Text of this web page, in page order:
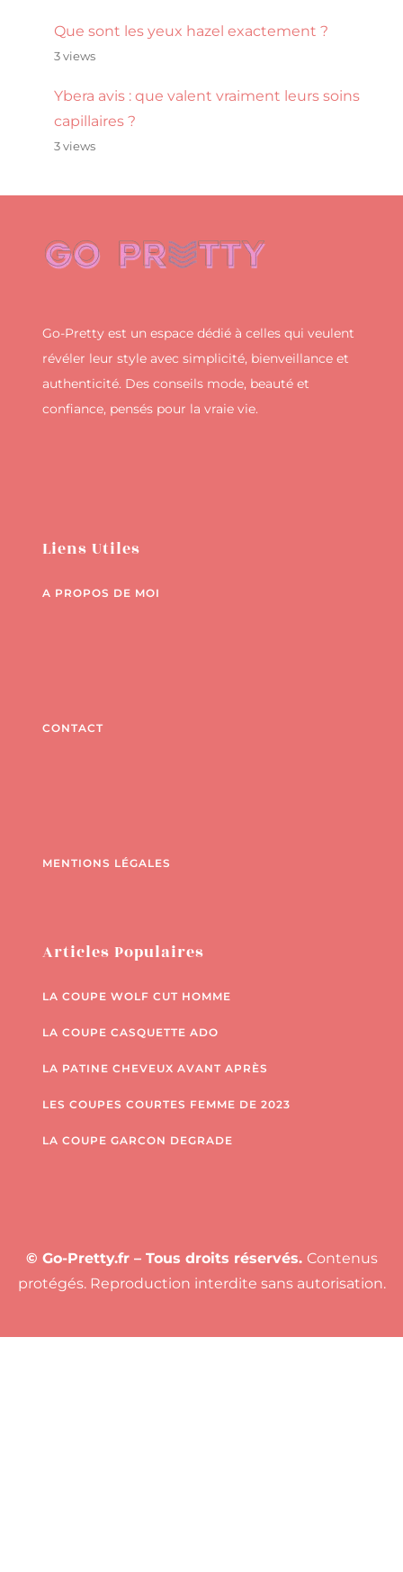
Que sont les yeux hazel exactement ?
3 views
Ybera avis : que valent vraiment leurs soins
capillaires ?
3 views
Go-Pretty est un espace dédié à celles qui veulent
révéler leur style avec simplicité, bienveillance et
authenticité. Des conseils mode, beauté et
confiance, pensés pour la vraie vie.
Liens Utiles
A PROPOS DE MOI
CONTACT
MENTIONS LÉGALES
Articles Populaires
LA COUPE WOLF CUT HOMME
LA COUPE CASQUETTE ADO
LA PATINE CHEVEUX AVANT APRÈS
LES COUPES COURTES FEMME DE 2023
LA COUPE GARCON DEGRADE
© Go-Pretty.fr – Tous droits réservés. Contenus
protégés. Reproduction interdite sans autorisation.